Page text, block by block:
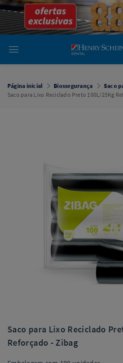
emDental
Cremer -
Henry Schein
Laboratório
Laboratório
Cremer -
Henry Schein
Cremer
Simples
Dental
Software
Odontológico
Página inicial Biossegurança
Saco
Saco para Lixo Reciclado Preto 100L/25Kg
Saco para Lixo Reciclado
Reforçado - Zibag